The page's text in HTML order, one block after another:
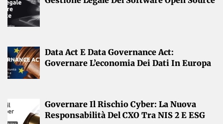
Data Act E Data Governance Act:
Governare L’economia Dei Dati In Europa
Governare Il Rischio Cyber: La Nuova
Responsabilità Del CXO Tra NIS 2 E ESG